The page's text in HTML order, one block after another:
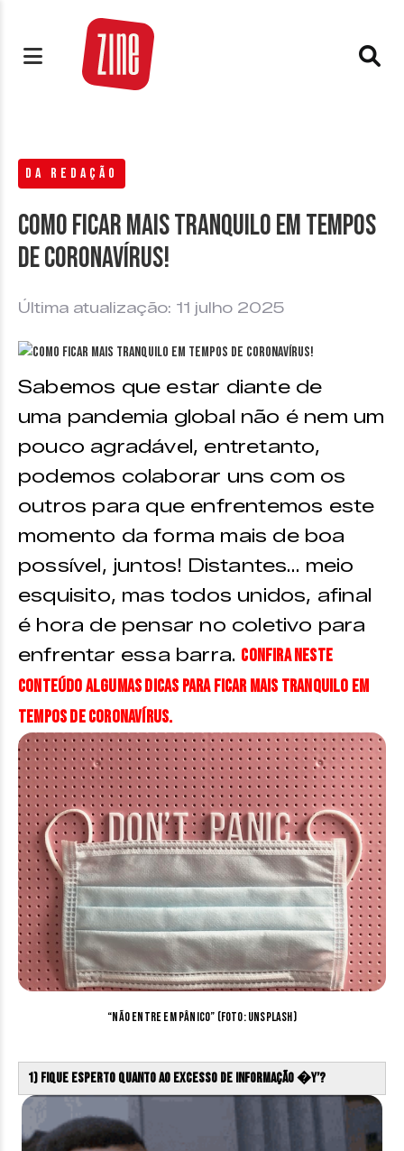
DA REDAÇÃO
Como ficar mais tranquilo em tempos
de Coronavírus!
Última atualização: 11 julho 2025
Sabemos que estar diante de
uma pandemia global não é nem um
pouco agradável, entretanto,
podemos colaborar uns com os
outros para que enfrentemos este
momento da forma mais de boa
possível, juntos! Distantes… meio
esquisito, mas todos unidos, afinal
é hora de pensar no coletivo para
enfrentar essa barra. Confira neste
conteúdo algumas dicas para ficar mais tranquilo em
tempos de Coronavírus.
“Não entre em pânico” (Foto: Unsplash)
1) Fique esperto quanto ao excesso de informação �Y’?